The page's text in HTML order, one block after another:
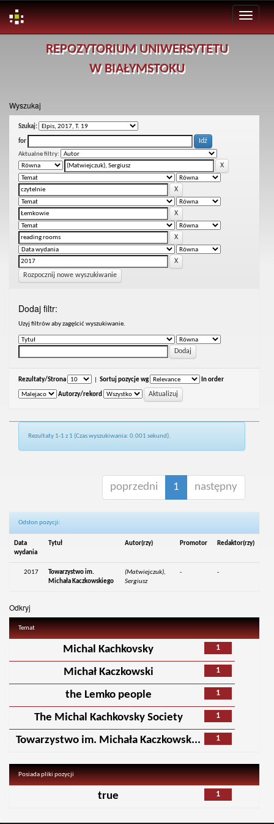
REPOZYTORIUM UNIWERSYTETU
W BIAŁYMSTOKU
Wyszukaj
Szukaj:
for
Aktualne filtry:
Rozpocznij nowe wyszukiwanie
Dodaj filtr:
Uzyj filtrów aby zagęścić wyszukiwanie.
Rezultaty/Strona Sortuj pozycje wg In order
Autorzy/rekord
Rezultaty 1-1 z 1 (Czas wyszukiwania: 0.001 sekund).
poprzedni 1 następny
Odsłon pozycji:
Data
wydania
Tytuł Autor(rzy) Promotor Redaktor(rzy)
2017
Towarzystwo im.
Michała Kaczkowskiego
(Matwiejczuk),
Sergiusz
- -
Odkryj
Temat
1
Michal Kachkovsky
1
Michał Kaczkowski
1
the Lemko people
1
The Michal Kachkovsky Society
1
Towarzystwo im. Michała Kaczkowsk...
Posiada pliki pozycji
1
true